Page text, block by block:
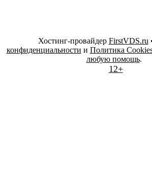
Хостинг-провайдер FirstVDS.ru
конфиденциальности и Политика
любую помощь.
12+